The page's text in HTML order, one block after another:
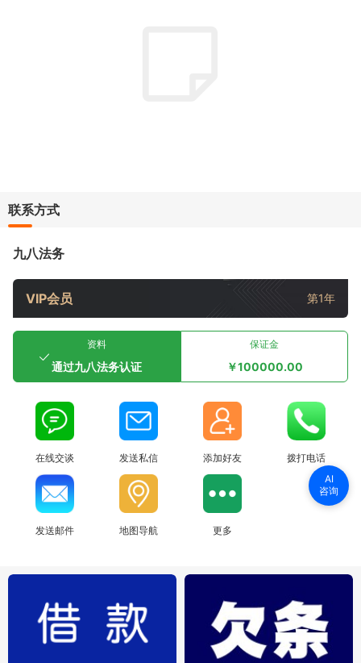
联系方式
九八法务
VIP会员 第1年
资料
通过九八法务认证
保证金
￥100000.00
在线交谈 发送私信 添加好友 拨打电话
发送邮件 地图导航 更多
AI
咨询